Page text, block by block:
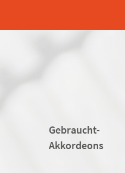
Gebraucht-
Akkordeons